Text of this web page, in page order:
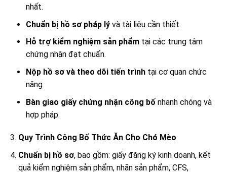
nhất.
Chuẩn bị hồ sơ pháp lývà tài liệu cần thiết.
Hỗ trợ kiểm nghiệm sản phẩmtại các trung tâm
chứng nhận đạt chuẩn.
Nộp hồ sơ và theo dõi tiến trìnhtại cơ quan chức
năng.
Bàn giao giấy chứng nhận công bốnhanh chóng và
hợp pháp.
Quy Trình Công Bố Thức Ăn Cho Chó Mèo
Chuẩn bị hồ sơ, bao gồm: giấy đăng ký kinh doanh, kết
quả kiểm nghiệm sản phẩm, nhãn sản phẩm, CFS,